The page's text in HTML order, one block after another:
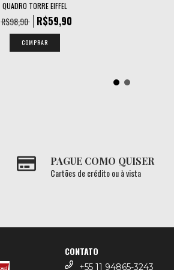
QUADRO TORRE EIFFEL
R$98,90 R$59,90
COMPRAR
PAGUE COMO QUISER
Cartões de crédito ou à vista
CONTATO
+55 11 94865-3243